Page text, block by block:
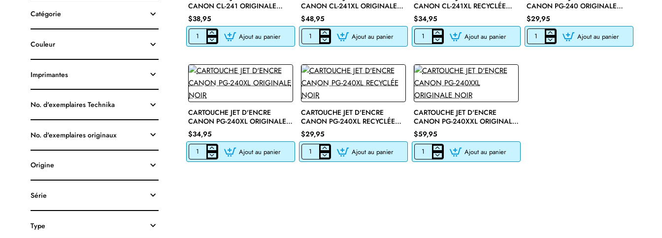
Catégorie
Couleur
Imprimantes
No. d'exemplaires Technika
No. d'exemplaires originaux
Origine
Série
Type
CANON CL-241 ORIGINALE
COULEUR
$38,95
CARTOUCHE
JET
CANON
CL-
241
ORIGINALE
COULEUR
Ajout au panier
CANON CL-241XL ORIGINALE
COULEUR
$48,95
CARTOUCHE
JET
CANON
CL-
241XL
ORIGINALE
COULEUR
Ajout au panier
CANON CL-241XL RECYCLÉE
COULEUR
$34,95
CARTOUCHE
JET
CANON
CL-
241XL
RECYCLÉE
COULEUR
Ajout au panier
CANON PG-240 ORIGINALE
NOIR
$29,95
CARTOUCHE
JET
Ajout au panier
CARTOUCHE JET D'ENCRE
CANON PG-240XL ORIGINALE
NOIR
$34,95
CARTOUCHE
JET
Ajout au panier
CARTOUCHE JET D'ENCRE
CANON PG-240XL RECYCLÉE
NOIR
$29,95
CARTOUCHE
JET
Ajout au panier
CARTOUCHE JET D'ENCRE
CANON PG-240XXL ORIGINALE
NOIR
$59,95
CARTOUCHE
JET
Ajout au panier